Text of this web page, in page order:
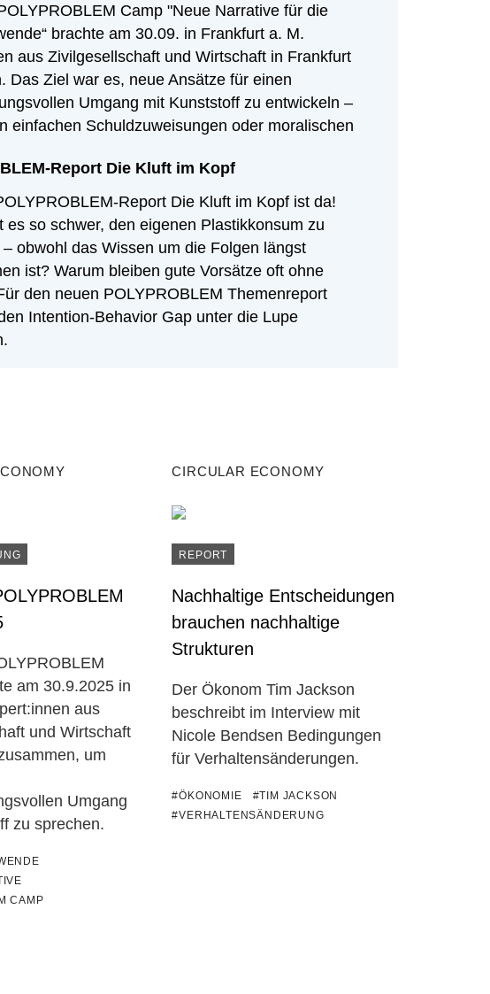
Camp "Neue Narrative für die
brachte am 30.09. in Frankfurt a. M.
aus Zivilgesellschaft und Wirtschaft in Frankfurt
Das Ziel war es, neue Ansätze für einen
Umgang mit Kunststoff zu entwickeln –
einfachen Schuldzuweisungen oder moralischen
Report Die Kluft im Kopf
Report Die Kluft im Kopf ist da!
es so schwer, den eigenen Plastikkonsum zu
obwohl das Wissen um die Folgen längst
ist? Warum bleiben gute Vorsätze oft ohne
den neuen POLYPROBLEM Themenreport
Intention-Behavior Gap unter die Lupe
am 30.9.2025 in
aus
und Wirtschaft
um
Umgang
zu sprechen.
CAMP
CIRCULAR ECONOMY
REPORT
Nachhaltige Entscheidungen
brauchen nachhaltige
Strukturen
Der Ökonom Tim Jackson
beschreibt im Interview mit
Nicole Bendsen Bedingungen
für Verhaltensänderungen.
#ÖKONOMIE
#TIM JACKSON
#VERHALTENSÄNDERUNG